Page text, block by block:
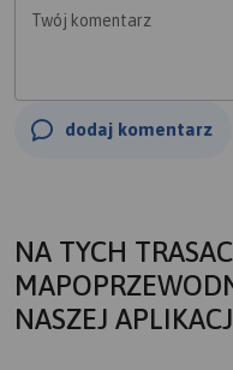
Twój komentarz
dodaj komentarz
NA TYCH
NASZEJ